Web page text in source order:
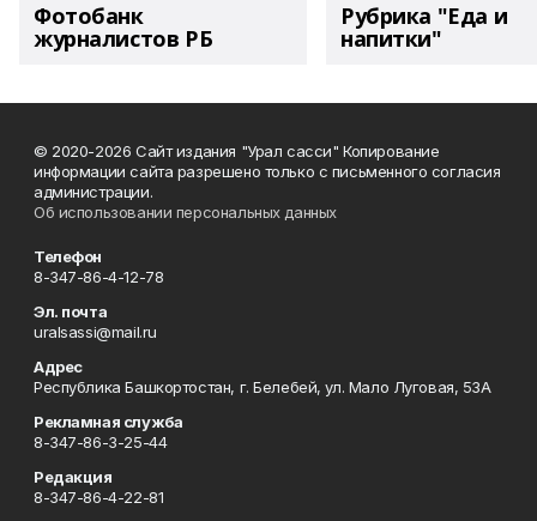
Фотобанк
журналистов РБ
Рубрика "Еда и
напитки"
© 2020-2026 Сайт издания "Урал сасси" Копирование
информации сайта разрешено только с письменного согласия
администрации.
Об использовании персональных данных
Телефон
8-347-86-4-12-78
Эл. почта
uralsassi@mail.ru
Адрес
Республика Башкортостан, г. Белебей, ул. Мало Луговая, 53А
Рекламная служба
8-347-86-3-25-44
Редакция
8-347-86-4-22-81